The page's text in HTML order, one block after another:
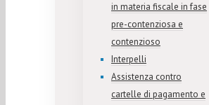
in materia fiscale in fase
pre-contenziosa e
contenzioso
Interpelli
Assistenza contro
cartelle di pagamento e